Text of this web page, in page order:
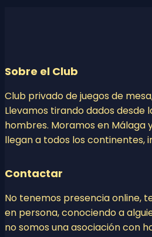
Sobre el Club
Club privado de juegos de
Llevamos tirando dados desde
hombres. Moramos en Málaga
llegan a todos los continentes,
Contactar
No tenemos presencia online,
en persona, conociendo a
no somos una asociación con